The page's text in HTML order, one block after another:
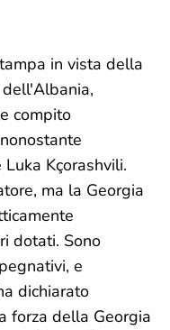
in vista della
compito
Kçorashvili.
ma la Georgia
dotati. Sono
e
dichiarato
forza della Georgia